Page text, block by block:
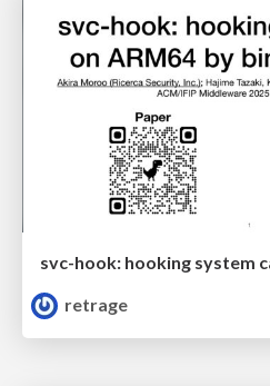
retrage